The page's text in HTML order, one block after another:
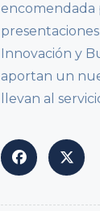
encomendada
Innovación y
aportan un
llevan al